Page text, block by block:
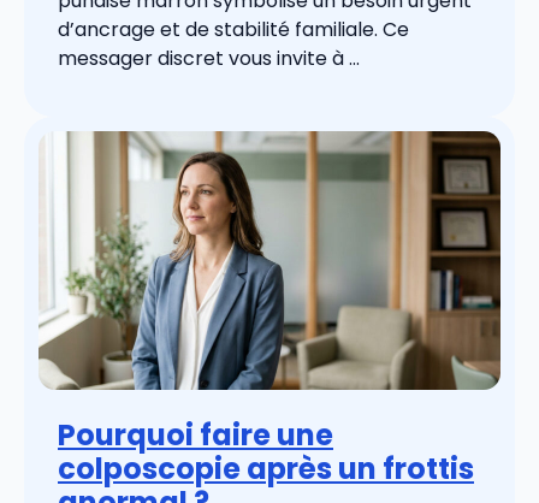
d’ancrage et de stabilité familiale. Ce
messager discret vous invite à ...
Pourquoi faire une
colposcopie après un frottis